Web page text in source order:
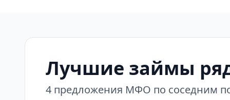
Лучшие займы
4 предложения МФО по соседним